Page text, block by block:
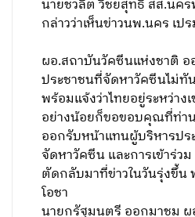
นายชวลิต วิชยสุทธิ์ สส.นค
กล่าวว่าเห็นข่าวนพ.นคร เป
ผอ.สถาบันวัคซีนแห่งชาติ อ
ประชาชนที่จัดหาวัคซีนไม่
พร้อมแจ้งว่าไทยอยู่ระหว่าง
อย่างน้อยก็ขอขอบคุณที่ท่า
ออกรับหน้าแทนผู้บริหารปร
จัดหาวัคซีน และการเข้าร่วม
ตัดกลับมาที่ข่าวในวันรุ่งขึ้น
โอชา
นายกรัฐมนตรี ออกมาชม